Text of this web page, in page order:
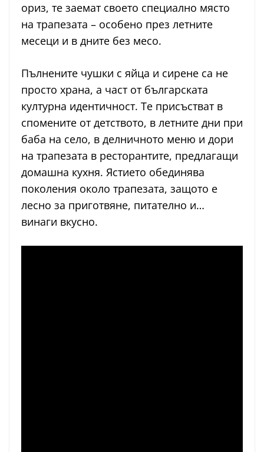
ориз, те заемат своето специално място
на трапезата – особено през летните
месеци и в дните без месо.
Пълнените чушки с яйца и сирене са не
просто храна, а част от българската
културна идентичност. Те присъстват в
спомените от детството, в летните дни при
баба на село, в делничното меню и дори
на трапезата в ресторантите, предлагащи
домашна кухня. Ястието обединява
поколения около трапезата, защото е
лесно за приготвяне, питателно и…
винаги вкусно.